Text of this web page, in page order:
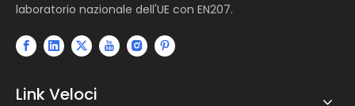
laboratorio nazionale dell'UE con EN207.
Link Veloci